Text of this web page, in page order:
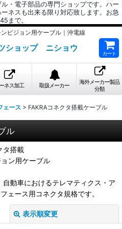
・電子部品の専門ショップです。ハー
ネスも出来る限り対応致します。お急
まで。
ビジョン用ケーブル｜沖電線
ショップ ニショウ
カート
ネス加工 取扱メーカー
海外メーカー製品
分類
ェース > FAKRAコネクタ搭載ケーブル
ル
タ搭載
ン用ケーブル
自動車におけるテレマティクス・ア
ェース用コネクタ規格です。
表示順変更